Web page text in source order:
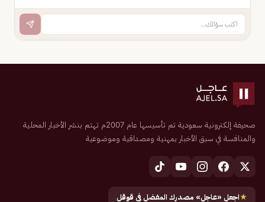
صحيفة إلكترونية سعودية تم تأسيسها عام 2007م تهتم بنشر الأخبار المحلية
والمنافسة في سبق الأخبار بمهنية ومصداقية وموضوعية
★اجعل «عاجل» مصدرك المفضل في قوقل